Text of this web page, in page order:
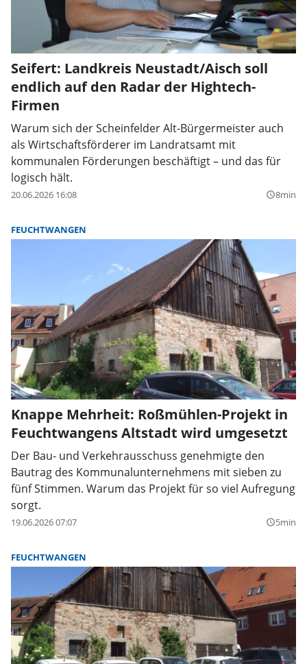
Seifert: Landkreis Neustadt/Aisch soll
endlich auf den Radar der Hightech-
Firmen
Warum sich der Scheinfelder Alt-Bürgermeister auch
als Wirtschaftsförderer im Landratsamt mit
kommunalen Förderungen beschäftigt – und das für
logisch hält.
20.06.2026 16:08 query_builder8min
FEUCHTWANGEN
Knappe Mehrheit: Roßmühlen-Projekt in
Feuchtwangens Altstadt wird umgesetzt
Der Bau- und Verkehrausschuss genehmigte den
Bautrag des Kommunalunternehmens mit sieben zu
fünf Stimmen. Warum das Projekt für so viel Aufregung
sorgt.
19.06.2026 07:07 query_builder5min
FEUCHTWANGEN